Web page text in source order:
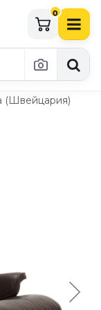
0
(Швейцария)